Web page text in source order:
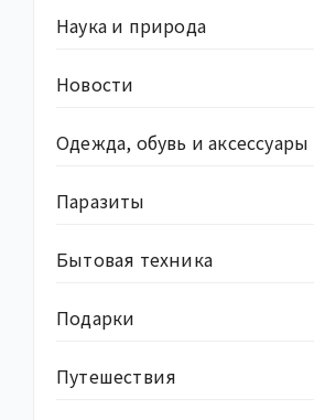
Наука и природа
Новости
Одежда, обувь и аксессуары
Паразиты
Бытовая техника
Подарки
Путешествия